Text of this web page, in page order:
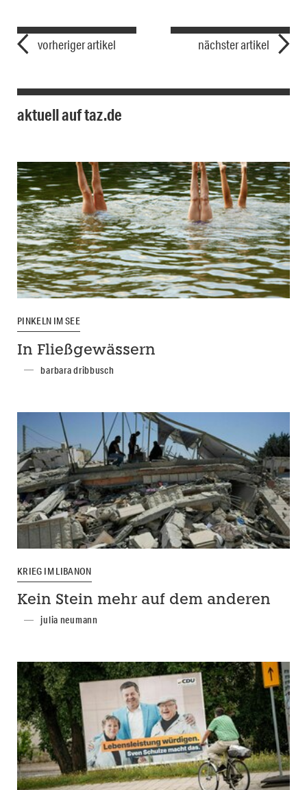
vorheriger artikel nächster artikel
aktuell auf taz.de
PINKELN IM SEE
In Fließgewässern
barbara dribbusch
KRIEG IM LIBANON
Kein Stein mehr auf dem anderen
julia neumann